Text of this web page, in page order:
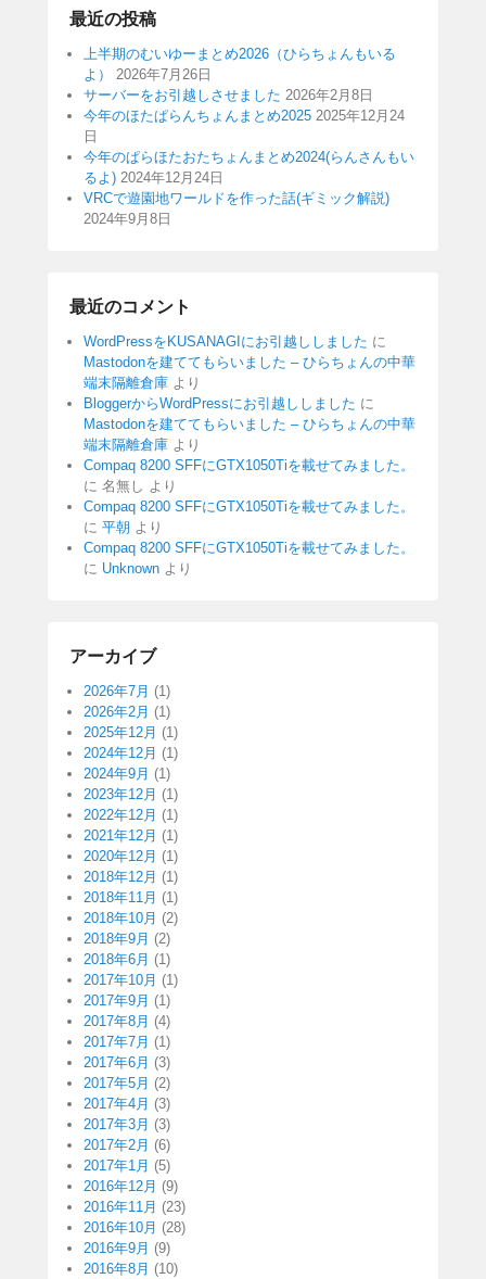
最近の投稿
上半期のむいゆーまとめ2026（ひらちょんもいる
よ）
2026年7月26日
サーバーをお引越しさせました 2026年2月8日
今年のほたぱらんちょんまとめ2025 2025年12月24
日
今年のぱらほたおたちょんまとめ2024(らんさんもい
るよ) 2024年12月24日
VRCで遊園地ワールドを作った話(ギミック解説)
2024年9月8日
最近のコメント
WordPressをKUSANAGIにお引越ししました に
Mastodonを建ててもらいました – ひらちょんの中華
端末隔離倉庫 より
BloggerからWordPressにお引越ししました に
Mastodonを建ててもらいました – ひらちょんの中華
端末隔離倉庫 より
Compaq 8200 SFFにGTX1050Tiを載せてみました。
に 名無し より
Compaq 8200 SFFにGTX1050Tiを載せてみました。
に 平朝 より
Compaq 8200 SFFにGTX1050Tiを載せてみました。
に Unknown より
アーカイブ
2026年7月 (1)
2026年2月 (1)
2025年12月 (1)
2024年12月 (1)
2024年9月 (1)
2023年12月 (1)
2022年12月 (1)
2021年12月 (1)
2020年12月 (1)
2018年12月 (1)
2018年11月 (1)
2018年10月 (2)
2018年9月 (2)
2018年6月 (1)
2017年10月 (1)
2017年9月 (1)
2017年8月 (4)
2017年7月 (1)
2017年6月 (3)
2017年5月 (2)
2017年4月 (3)
2017年3月 (3)
2017年2月 (6)
2017年1月 (5)
2016年12月 (9)
2016年11月 (23)
2016年10月 (28)
2016年9月 (9)
2016年8月 (10)